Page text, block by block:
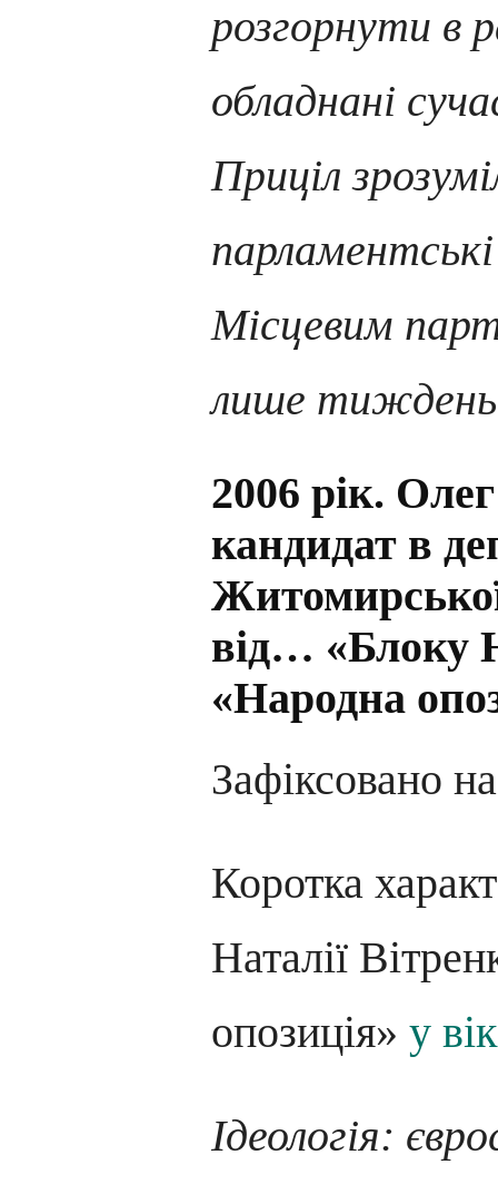
розгорнути в
обладнані
Приціл
Місцевим
лише
2006 рік.
кандидат в
від… «Блоку
«Народна
Зафіксовано
Коротка
Наталії
опозиція» у
Ідеологія: